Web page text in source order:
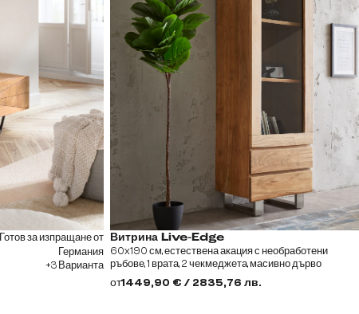
Готов за изпращане от
Германия
+3 Варианта
Витрина Live-Edge
60x190 см, естествена акация с необработени
ръбове, 1 врата, 2 чекмеджета, масивно дърво
от1449,90 € / 2835,76 лв.